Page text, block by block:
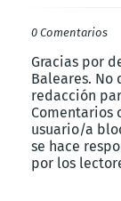
0 Comentarios
Gracias por
Baleares. No
redacción
Comentarios
usuario/a
se hace
por los